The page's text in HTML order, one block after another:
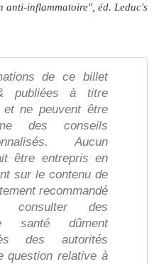
anti-inflammatoire", éd. Leduc's
de ce billet
publiées à titre
et ne peuvent être
des conseils
Aucun
être entrepris en
sur le contenu de
recommandé
des
santé dûment
des autorités
question relative à